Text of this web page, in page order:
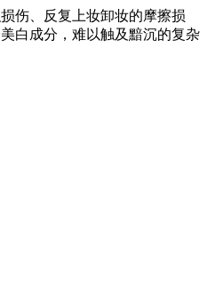
伤、反复上妆卸妆的摩擦损
白成分，难以触及黯沉的复杂